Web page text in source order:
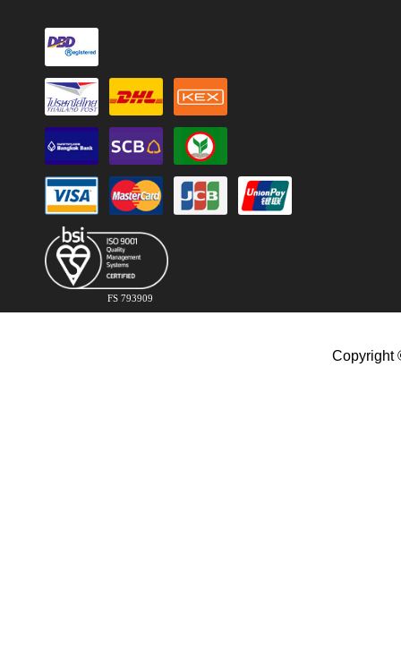
FS 793909
Copyright